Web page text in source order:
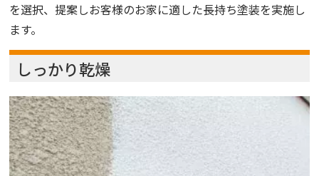
を選択、提案しお客様のお家に適した長持ち塗装を実施し
ます。
しっかり乾燥